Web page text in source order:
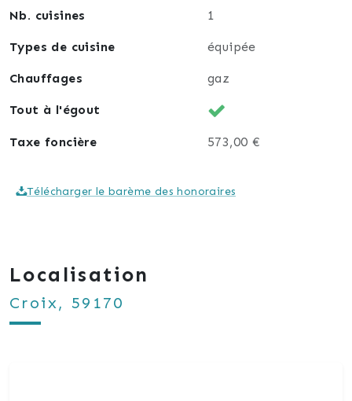
Une maison soigné avec gout
Le secteur proche toutes commodités
Nb. cuisines 1
Types de cuisine équipée
Chauffages gaz
Tout à l'égout
Taxe foncière 573,00 €
Télécharger le barème des honoraires
Localisation
Croix, 59170